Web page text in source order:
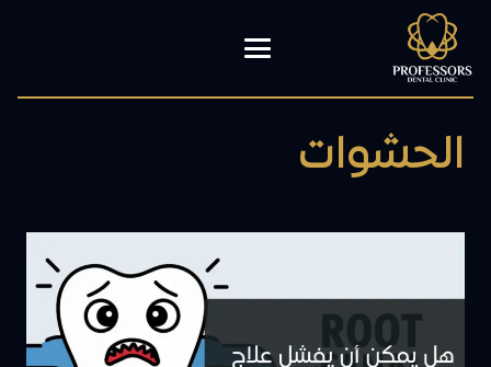
الحشوات